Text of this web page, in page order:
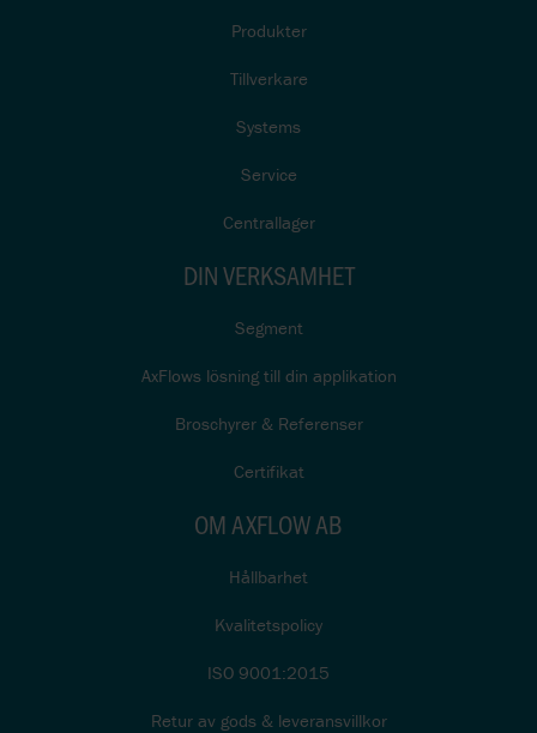
Produkter
Tillverkare
Systems
Service
Centrallager
DIN VERKSAMHET
Segment
AxFlows lösning till din applikation
Broschyrer & Referenser
Certifikat
OM AXFLOW AB
Hållbarhet
Kvalitetspolicy
ISO 9001:2015
Retur av gods & leveransvillkor